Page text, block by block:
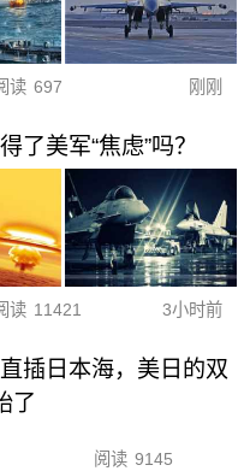
读 697 刚刚
了美军“焦虑”吗？
读 11421 3小时前
插日本海，美日的双
了
阅读 9145